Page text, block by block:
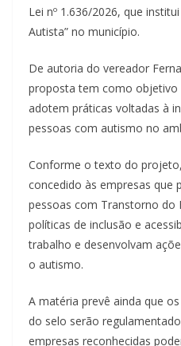
Lei nº 1.636/2026, que
Autista” no município.
De autoria do vereador
proposta tem como objetivo
adotem práticas voltadas à
pessoas com autismo no
Conforme o texto do
concedido às empresas que
pessoas com Transtorno do
políticas de inclusão e
trabalho e desenvolvam
o autismo.
A matéria prevê ainda que
do selo serão
empresas reconhecidas